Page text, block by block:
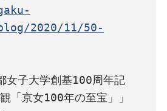
2020/11/50-
女子大学創基100周年記
「京女100年の至宝」」